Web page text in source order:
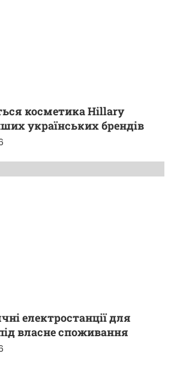
косметика Hillary
українських брендів
електростанції для
власне споживання